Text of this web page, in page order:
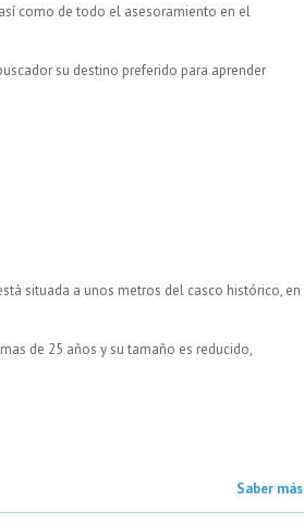
como de todo el asesoramiento en el
su destino preferido para aprender
situada a unos metros del casco histórico, en
de 25 años y su tamaño es reducido,
Saber más